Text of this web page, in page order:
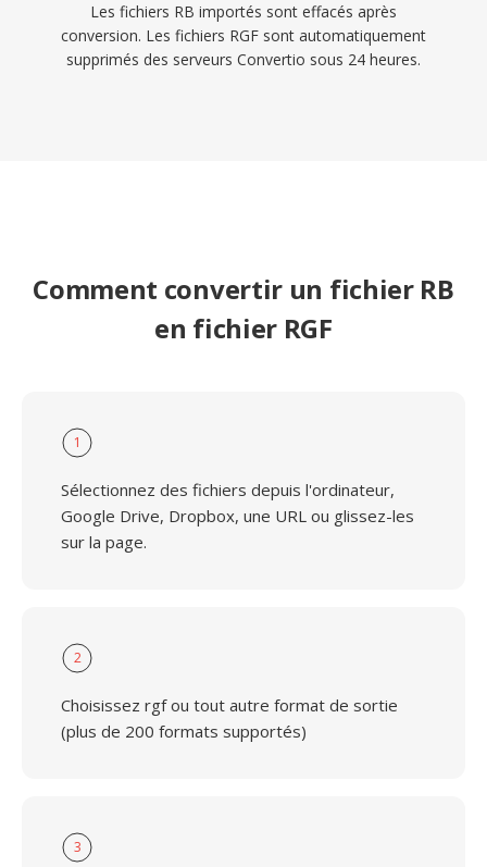
Les fichiers RB importés sont effacés après
conversion. Les fichiers RGF sont automatiquement
supprimés des serveurs Convertio sous 24 heures.
Comment convertir un fichier RB
en fichier RGF
1
Sélectionnez des fichiers depuis l'ordinateur,
Google Drive, Dropbox, une URL ou glissez-les
sur la page.
2
Choisissez rgf ou tout autre format de sortie
(plus de 200 formats supportés)
3